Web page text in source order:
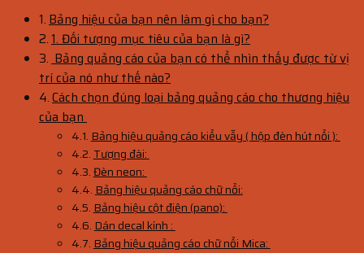
Bảng hiệu của bạn nên làm gì cho bạn?
1. Đối tượng mục tiêu của bạn là gì?
Bảng quảng cáo của bạn có thể nhìn thấy được từ vị
trí của nó như thế nào?
Cách chọn đúng loại bảng quảng cáo cho thương hiệu
của bạn
Bảng hiệu quảng cáo kiểu vẫy ( hộp đèn hút nổi ):
Tượng đài:
Đèn neon:
Bảng hiệu quảng cáo chữ nổi:
Bảng hiệu cột điện (pano):
Dán decal kính :
Bảng hiệu quảng cáo chữ nổi Mica: